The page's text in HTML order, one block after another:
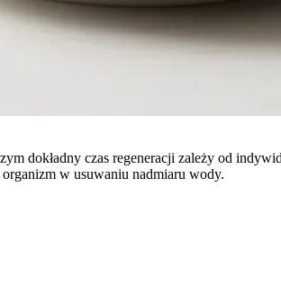
dokładny czas regeneracji zależy od
w usuwaniu nadmiaru wody.